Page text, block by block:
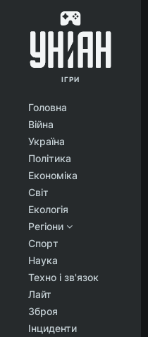
ІГРИ
Головна
Війна
Україна
Політика
Економіка
Світ
Екологія
Регіони
Спорт
Наука
Техно і зв'язок
Лайт
Зброя
Інциденти